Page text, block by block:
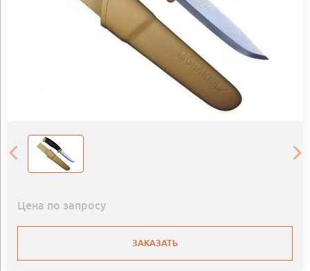
Цена по запросу
ЗАКАЗАТЬ